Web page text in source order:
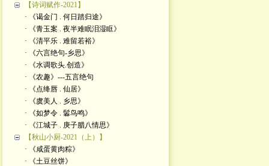
【诗词赋作-2021】
· 《谒金门 . 何日踏归途》
· 《青玉案 . 夜半难眠泪湿眶》
· 《清平乐 . 难留若裕》
· 《六言绝句-乡思》
· 《水调歌头.创造》
· 《农趣》---五言绝句
· 《点绛唇 . 仙居》
· 《虞美人 . 乡思》
· 《如梦令 . 鬊鸟鸣》
· 《江城子 . 庚子腊八情思》
【秋山小厨-2021（上）】
· 《咸蛋黄肉粽》
· 《土豆丝饼》